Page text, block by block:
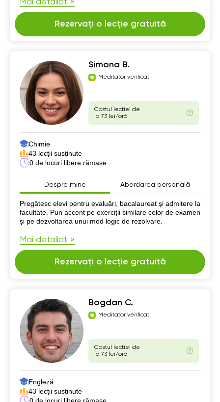
Mai detaliat »
Rezervați o lecție gratuită
Simona B.
Meditator verificat
Costul lecției de
la 73 lei/oră
Chimie
43 lecții susținute
0 de locuri libere rămase
Despre mine Abordarea personală
Despre mine
Pregătesc elevi pentru evaluări, bacalaureat și admitere la
facultate. Pun accent pe exerciții similare celor de examen
și pe dezvoltarea unui mod logic de rezolvare.
Mai detaliat »
Rezervați o lecție gratuită
Bogdan C.
Meditator verificat
Costul lecției de
la 73 lei/oră
Engleză
43 lecții susținute
0 de locuri libere rămase